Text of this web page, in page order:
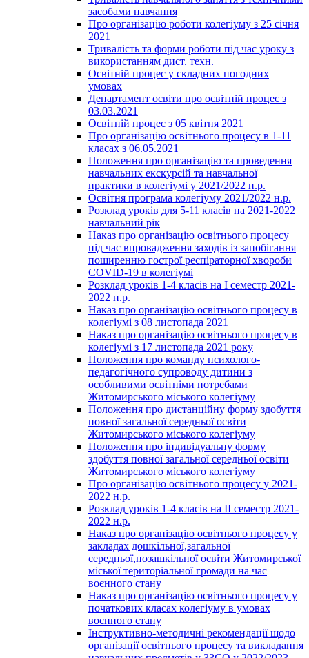
засобами навчання
Про організацію роботи колегіуму з 25 січня
2021
Тривалість та форми роботи під час уроку з
використанням дист. техн.
Освітній процес у складних погодних
умовах
Департамент освіти про освітній процес з
03.03.2021
Освітній процес з 05 квітня 2021
Про організацію освітнього процесу в 1-11
класах з 06.05.2021
Положення про організацію та проведення
навчальних екскурсій та навчальної
практики в колегіумі у 2021/2022 н.р.
Освітня програма колегіуму 2021/2022 н.р.
Розклад уроків для 5-11 класів на 2021-2022
навчальний рік
Наказ про організацію освітнього процесу
під час впровадження заходів із запобігання
поширенню гострої респіраторної хвороби
COVID-19 в колегіумі
Розклад уроків 1-4 класів на І семестр 2021-
2022 н.р.
Наказ про організацію освітнього процесу в
колегіумі з 08 листопада 2021
Наказ про організацію освітнього процесу в
колегіумі з 17 листопада 2021 року
Положення про команду психолого-
педагогічного супроводу дитини з
особливими освітніми потребами
Житомирського міського колегіуму
Положення про дистанційну форму здобуття
повної загальної середньої освіти
Житомирського міського колегіуму
Положення про індивідуальну форму
здобуття повної загальної середньої освіти
Житомирського міського колегіуму
Про організацію освітнього процесу у 2021-
2022 н.р.
Розклад уроків 1-4 класів на ІІ семестр 2021-
2022 н.р.
Наказ про організацію освітнього процесу у
закладах дошкільної,загальної
середньої,позашкільної освіти Житомирської
міської територіальної громади на час
воєнного стану
Наказ про організацію освітнього процесу у
початкових класах колегіуму в умовах
воєнного стану
Інструктивно-методичні рекомендації щодо
організації освітнього процесу та викладання